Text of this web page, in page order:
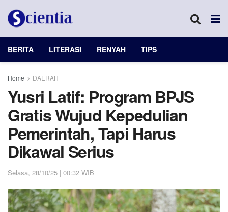
BERITA LITERASI RENYAH TIPS
Home DAERAH
Yusri Latif: Program BPJS
Gratis Wujud Kepedulian
Pemerintah, Tapi Harus
Dikawal Serius
Selasa, 28/10/25 | 00:32 WIB